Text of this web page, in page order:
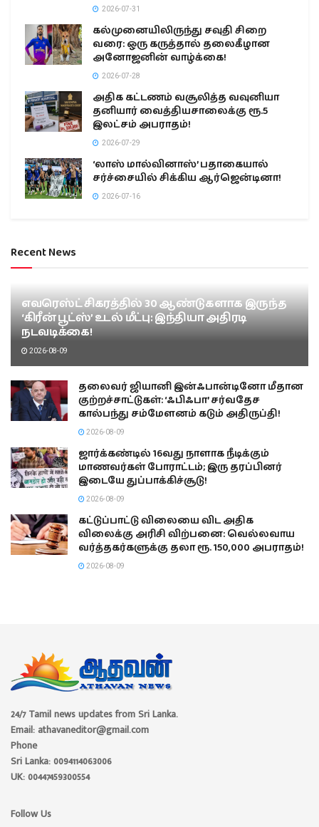
2026-07-31
கல்முனையிலிருந்து சவுதி சிறை
வரை: ஒரு கருத்தால் தலைகீழான
அனோஜனின் வாழ்க்கை!
2026-07-28
அதிக கட்டணம் வசூலித்த வவுனியா
தனியார் வைத்தியசாலைக்கு ரூ.5
இலட்சம் அபராதம்!
2026-07-29
‘லாஸ் மால்வினாஸ்’ பதாகையால்
சர்ச்சையில் சிக்கிய ஆர்ஜென்டினா!
2026-07-16
Recent News
எவரெஸ்ட் சிகரத்தில் 30 ஆண்டுகளாக இருந்த
‘கிரீன் பூட்ஸ்’ உடல் மீட்பு: இந்தியா அதிரடி
நடவடிக்கை!
2026-08-09
தலைவர் ஜியானி இன்ஃபான்டினோ மீதான
குற்றச்சாட்டுகள்: ‘ஃபிஃபா’ சர்வதேச
கால்பந்து சம்மேளனம் கடும் அதிருப்தி!
2026-08-09
ஜார்க்கண்டில் 16வது நாளாக நீடிக்கும்
மாணவர்கள் போராட்டம்; இரு தரப்பினர்
இடையே துப்பாக்கிச்சூடு!
2026-08-09
கட்டுப்பாட்டு விலையை விட அதிக
விலைக்கு அரிசி விற்பனை: வெல்லவாய
வர்த்தகர்களுக்கு தலா ரூ. 150,000 அபராதம்!
2026-08-09
24/7 Tamil news updates from Sri Lanka.
Email: athavaneditor@gmail.com
Phone
Sri Lanka: 0094114063006
UK: 00447459300554
Follow Us